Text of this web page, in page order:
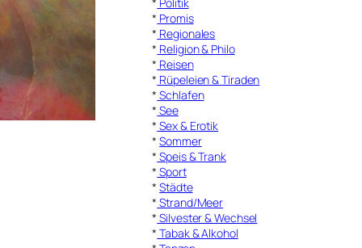
* Promis
* Regionales
* Religion & Philo
* Reisen
* Rüpeleien & Tiraden
* Schlafen
* See
* Sex & Erotik
*Sommer
* Speis & Trank
* Sport
*Städte
* Strand/Meer
* Silvester & Wechsel
* Tabak & Alkohol